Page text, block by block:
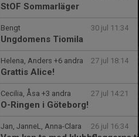
StOF Sommarläger
Bengt 30 jul 11:34
Ungdomens Tiomila
Helena, Anders +6 andra 27 jul 18:14
Grattis Alice!
Cecilia, Åsa +3 andra 27 jul 14:21
O-Ringen i Göteborg!
Jan, JanneL, Anna-Clara 26 jul 16:34